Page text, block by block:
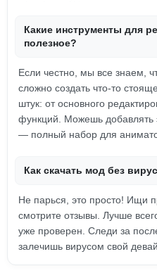
Какие инструменты для
полезное?
Если честно, мы все знаем,
сложно создать что-то
штук: от основного
функций. Можешь добавлять
— полный набор для
Как скачать мод без
Не парься, это просто! Ищи
смотрите отзывы. Лучше
уже проверен. Следи за
залечишь вирусом свой